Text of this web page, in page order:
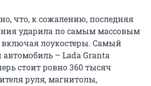
что, к сожалению, последняя
ударила по самым массовым
включая лоукостеры. Самый
– Lada Granta
стоит ровно 360 тысяч
руля, магнитолы,